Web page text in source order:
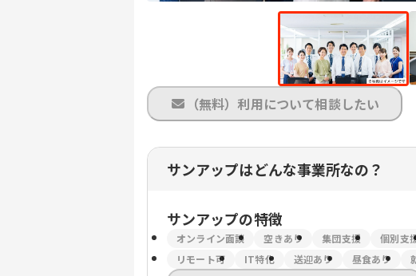
（無料）利用について相談したい
サンアップはどんな事業所なの？
サンアップの特徴
オンライン面談 空きあり 集団支援 個別支
リモート可
IT特化 送迎あり 昼食あり